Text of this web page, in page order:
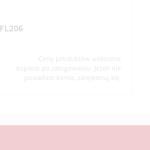
Ceny produktów widoczne
dopiero po zalogowaniu. Jeżeli nie
posiadasz konta, zarejestruj się.